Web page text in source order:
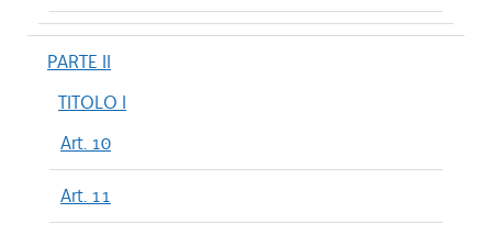
PARTE II
TITOLO I
Art. 10
Art. 11